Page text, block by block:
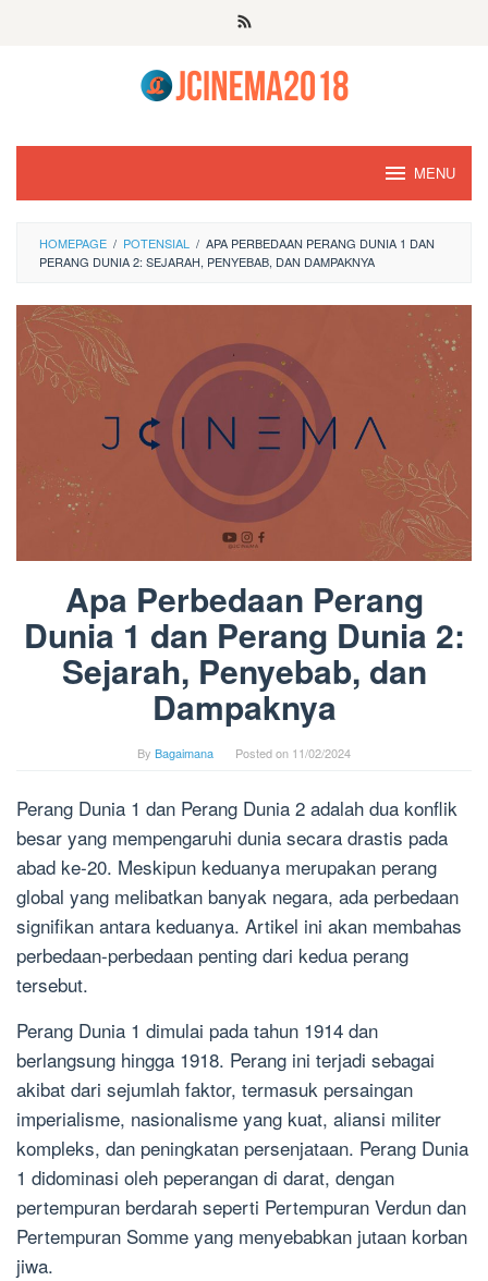
MENU
HOMEPAGE / POTENSIAL / APA PERBEDAAN PERANG DUNIA 1 DAN
PERANG DUNIA 2: SEJARAH, PENYEBAB, DAN DAMPAKNYA
Apa Perbedaan Perang
Dunia 1 dan Perang Dunia 2:
Sejarah, Penyebab, dan
Dampaknya
By Bagaimana Posted on 11/02/2024
Perang Dunia 1 dan Perang Dunia 2 adalah dua konflik
besar yang mempengaruhi dunia secara drastis pada
abad ke-20. Meskipun keduanya merupakan perang
global yang melibatkan banyak negara, ada perbedaan
signifikan antara keduanya. Artikel ini akan membahas
perbedaan-perbedaan penting dari kedua perang
tersebut.
Perang Dunia 1 dimulai pada tahun 1914 dan
berlangsung hingga 1918. Perang ini terjadi sebagai
akibat dari sejumlah faktor, termasuk persaingan
imperialisme, nasionalisme yang kuat, aliansi militer
kompleks, dan peningkatan persenjataan. Perang Dunia
1 didominasi oleh peperangan di darat, dengan
pertempuran berdarah seperti Pertempuran Verdun dan
Pertempuran Somme yang menyebabkan jutaan korban
jiwa.